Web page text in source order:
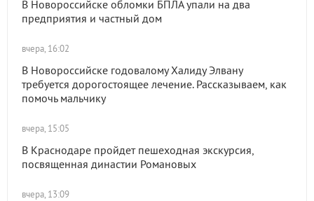
В Новороссийске обломки БПЛА упали на два
предприятия и частный дом
вчера, 16:02
В Новороссийске годовалому Халиду Элвану
требуется дорогостоящее лечение. Рассказываем, как
помочь мальчику
вчера, 15:05
В Краснодаре пройдет пешеходная экскурсия,
посвященная династии Романовых
вчера, 13:09